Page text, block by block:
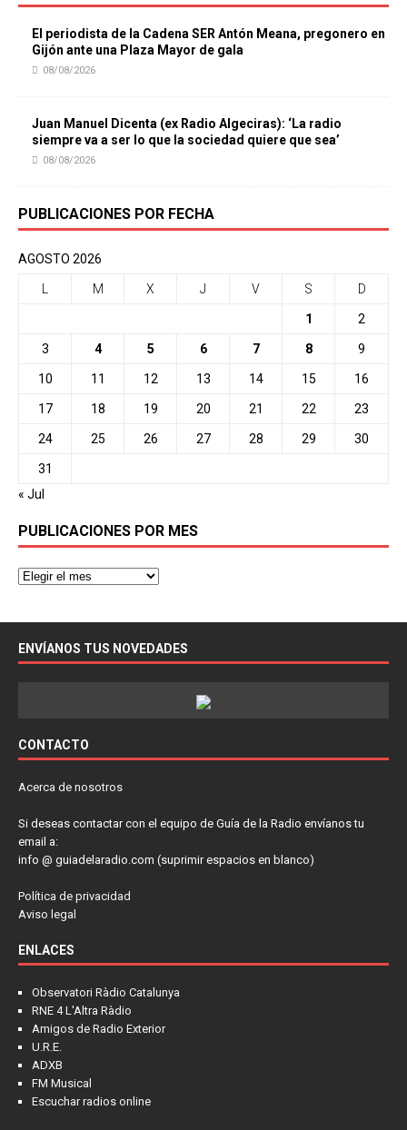
El periodista de la Cadena SER Antón Meana, pregonero en
Gijón ante una Plaza Mayor de gala
08/08/2026
Juan Manuel Dicenta (ex Radio Algeciras): ‘La radio
siempre va a ser lo que la sociedad quiere que sea’
08/08/2026
PUBLICACIONES POR FECHA
AGOSTO 2026
M X J V S D
1 2
3 4 5 6 7 8 9
10 11 12 13 14 15 16
17 18 19 20 21 22 23
24 25 26 27 28 29 30
31
« Jul
PUBLICACIONES POR MES
ENVÍANOS TUS NOVEDADES
CONTACTO
Acerca de nosotros
Si deseas contactar con el equipo de Guía de la Radio envíanos tu
email a:
info @ guiadelaradio.com (suprimir espacios en blanco)
Política de privacidad
Aviso legal
ENLACES
Observatori Ràdio Catalunya
RNE 4 L'Altra Ràdio
Amigos de Radio Exterior
U.R.E.
ADXB
FM Musical
Escuchar radios online